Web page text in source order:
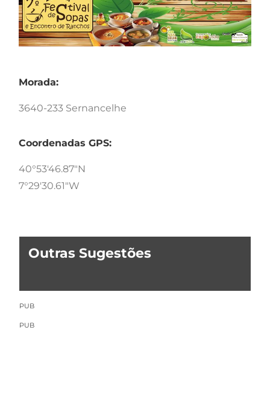
Morada:
3640-233 Sernancelhe
Coordenadas GPS:
40°53'46.87"N
7°29'30.61"W
Outras Sugestões
PUB
PUB